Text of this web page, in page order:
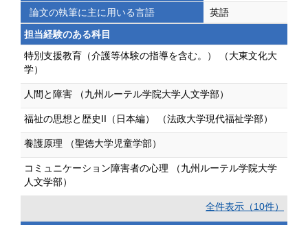
論文の執筆に主に用いる言語
英語
担当経験のある科目
特別支援教育（介護等体験の指導を含む。） （大東文化大
学）
人間と障害 （九州ルーテル学院大学人文学部）
福祉の思想と歴史II（日本編） （法政大学現代福祉学部）
養護原理 （聖徳大学児童学部）
コミュニケーション障害者の心理 （九州ルーテル学院大学
人文学部）
全件表示（10件）